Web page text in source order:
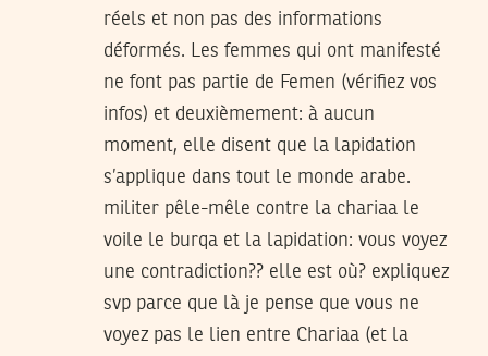
réels et non pas des informations
déformés. Les femmes qui ont manifesté
ne font pas partie de Femen (vérifiez vos
infos) et deuxièmement: à aucun
moment, elle disent que la lapidation
s’applique dans tout le monde arabe.
militer pêle-mêle contre la chariaa le
voile le burqa et la lapidation: vous voyez
une contradiction?? elle est où? expliquez
svp parce que là je pense que vous ne
voyez pas le lien entre Chariaa (et la